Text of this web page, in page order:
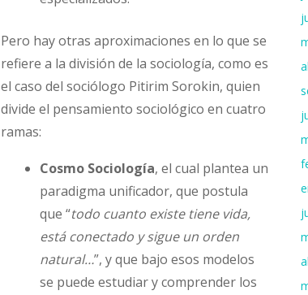
Pero hay otras aproximaciones en lo que se
refiere a la división de la sociología, como es
el caso del sociólogo Pitirim Sorokin, quien
divide el pensamiento sociológico en cuatro
ramas:
Cosmo Sociología, el cual plantea un
paradigma unificador, que postula
que “todo cuanto existe tiene vida,
está conectado y sigue un orden
natural…”, y que bajo esos modelos
se puede estudiar y comprender los